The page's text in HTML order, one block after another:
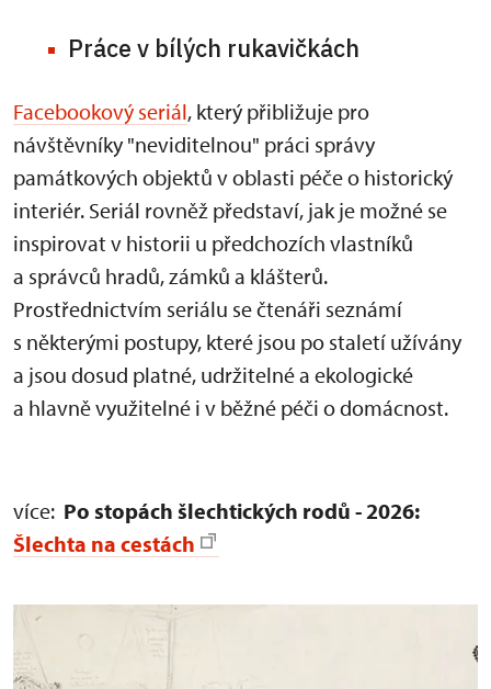
Práce v bílých rukavičkách
Facebookový seriál, který přibližuje pro
návštěvníky "neviditelnou" práci správy
památkových objektů v oblasti péče o historický
interiér. Seriál rovněž představí, jak je možné se
inspirovat v historii u předchozích vlastníků
a správců hradů, zámků a klášterů.
Prostřednictvím seriálu se čtenáři seznámí
s některými postupy, které jsou po staletí užívány
a jsou dosud platné, udržitelné a ekologické
a hlavně využitelné i v běžné péči o domácnost.
více: Po stopách šlechtických rodů - 2026:
Šlechta na cestách